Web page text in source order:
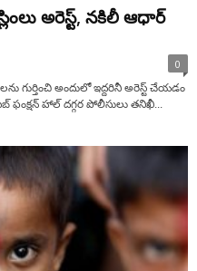
అరెస్ట్, నకిలీ ఆధార్
0
గుర్తించి అందులో ఇద్దరినీ అరెస్ట్ చేయడం
హాల్ దగ్గర పోలీసులు తనిఖీ...